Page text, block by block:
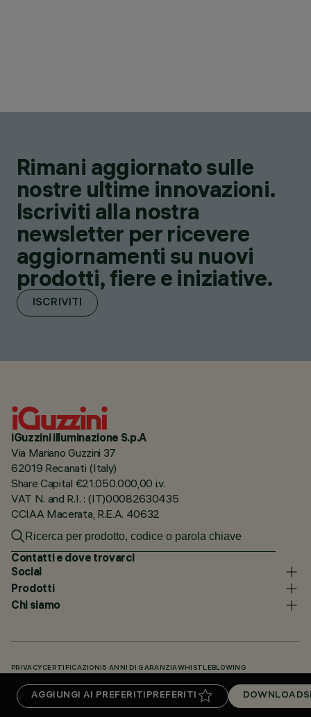
AGGIUNGI AI PREFERITI PREFERITI DOWNLOADS
Rimani aggiornato sulle
nostre ultime innovazioni.
Iscriviti alla nostra
newsletter per ricevere
aggiornamenti su nuovi
prodotti, fiere e iniziative.
ISCRIVITI
iGuzzini illuminazione S.p.A
Via Mariano Guzzini 37
62019 Recanati (Italy)
Share Capital €21.050.000,00 i.v.
VAT N. and R.I. : (IT)00082630435
CCIAA Macerata, R.E.A. 40632
Contatti e dove trovarci
Social
Prodotti
Chi siamo
PRIVACY CERTIFICAZIONI 5 ANNI DI GARANZIAWHISTLEBLOWING
KNOWLEDGE BASE (LOGIN NECESSARIO)DOWNLOADS